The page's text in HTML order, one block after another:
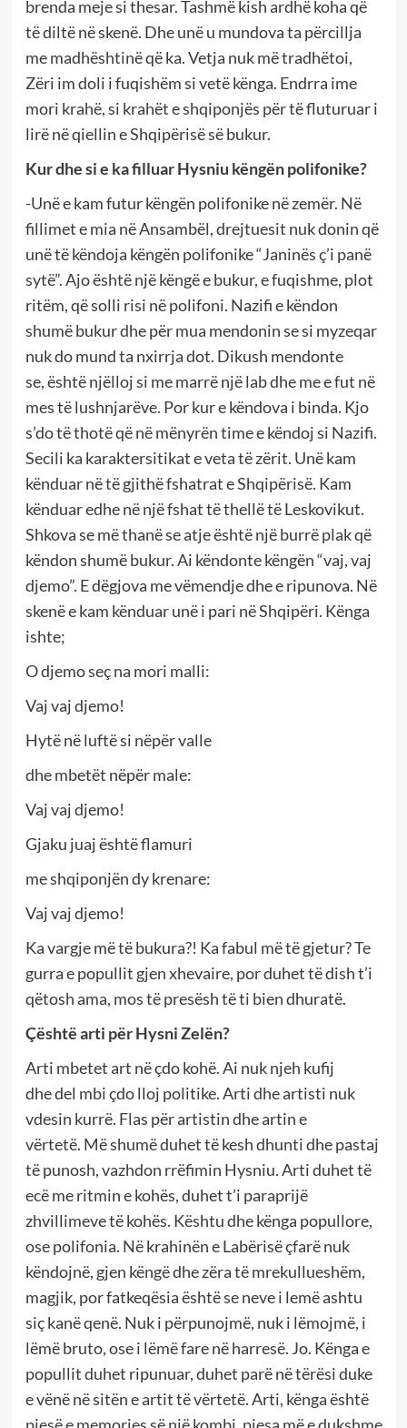
brenda meje si thesar. Tashmë kish ardhë koha që
të diltë në skenë. Dhe unë u mundova ta përcillja
me madhështinë që ka. Vetja nuk më tradhëtoi,
Zëri im doli i fuqishëm si vetë kënga. Endrra ime
mori krahë, si krahët e shqiponjës për të fluturuar i
lirë në qiellin e Shqipërisë së bukur.
Kur dhe si e ka filluar Hysniu këngën polifonike?
-Unë e kam futur këngën polifonike në zemër. Në
fillimet e mia në Ansambël, drejtuesit nuk donin që
unë të këndoja këngën polifonike “Janinës ç’i panë
sytë”. Ajo është një këngë e bukur, e fuqishme, plot
ritëm, që solli risi në polifoni. Nazifi e këndon
shumë bukur dhe për mua mendonin se si myzeqar
nuk do mund ta nxirrja dot. Dikush mendonte
se, është njëlloj si me marrë një lab dhe me e fut në
mes të lushnjarëve. Por kur e këndova i binda. Kjo
s’do të thotë që në mënyrën time e këndoj si Nazifi.
Secili ka karaktersitikat e veta të zërit. Unë kam
kënduar në të gjithë fshatrat e Shqipërisë. Kam
kënduar edhe në një fshat të thellë të Leskovikut.
Shkova se më thanë se atje është një burrë plak që
këndon shumë bukur. Ai këndonte këngën “vaj, vaj
djemo”. E dëgjova me vëmendje dhe e ripunova. Në
skenë e kam kënduar unë i pari në Shqipëri. Kënga
ishte;
O djemo seç na mori malli:
Vaj vaj djemo!
Hytë në luftë si nëpër valle
dhe mbetët nëpër male:
Vaj vaj djemo!
Gjaku juaj është flamuri
me shqiponjën dy krenare:
Vaj vaj djemo!
Ka vargje më të bukura?! Ka fabul më të gjetur? Te
gurra e popullit gjen xhevaire, por duhet të dish t’i
qëtosh ama, mos të presësh të ti bien dhuratë.
Çështë arti për Hysni Zelën?
Arti mbetet art në çdo kohë. Ai nuk njeh kufij
dhe del mbi çdo lloj politike. Arti dhe artisti nuk
vdesin kurrë. Flas për artistin dhe artin e
vërtetë. Më shumë duhet të kesh dhunti dhe pastaj
të punosh, vazhdon rrëfimin Hysniu. Arti duhet të
ecë me ritmin e kohës, duhet t’i paraprijë
zhvillimeve të kohës. Kështu dhe kënga popullore,
ose polifonia. Në krahinën e Labërisë çfarë nuk
këndojnë, gjen këngë dhe zëra të mrekullueshëm,
magjik, por fatkeqësia është se neve i lemë ashtu
siç kanë qenë. Nuk i përpunojmë, nuk i lëmojmë, i
lëmë bruto, ose i lëmë fare në harresë. Jo. Kënga e
popullit duhet ripunuar, duhet parë në tërësi duke
e vënë në sitën e artit të vërtetë. Arti, kënga është